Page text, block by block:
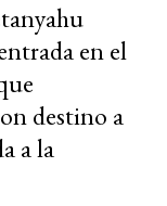
en el
destino a
a la